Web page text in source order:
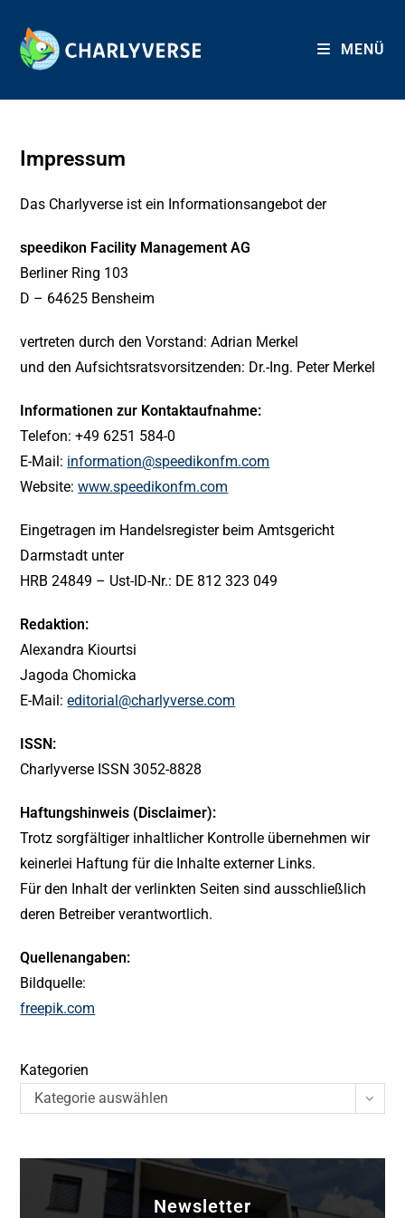
content
MENÜ
Impressum
Das Charlyverse ist ein Informationsangebot der
speedikon Facility Management AG
Berliner Ring 103
D – 64625 Bensheim
vertreten durch den Vorstand: Adrian Merkel
und den Aufsichtsratsvorsitzenden: Dr.-Ing. Peter Merkel
Informationen zur Kontaktaufnahme:
Telefon: +49 6251 584-0
E-Mail: information@speedikonfm.com
Website:www.speedikonfm.com
Eingetragen im Handelsregister beim Amtsgericht
Darmstadt unter
HRB 24849 – Ust-ID-Nr.: DE 812 323 049
Redaktion:
Alexandra Kiourtsi
Jagoda Chomicka
E-Mail:editorial@charlyverse.com
ISSN:
Charlyverse ISSN 3052-8828
Haftungshinweis (Disclaimer):
Trotz sorgfältiger inhaltlicher Kontrolle übernehmen wir
keinerlei Haftung für die Inhalte externer Links.
Für den Inhalt der verlinkten Seiten sind ausschließlich
deren Betreiber verantwortlich.
Quellenangaben:
Bildquelle:
freepik.com
Kategorien
Kategorie auswählen
Newsletter